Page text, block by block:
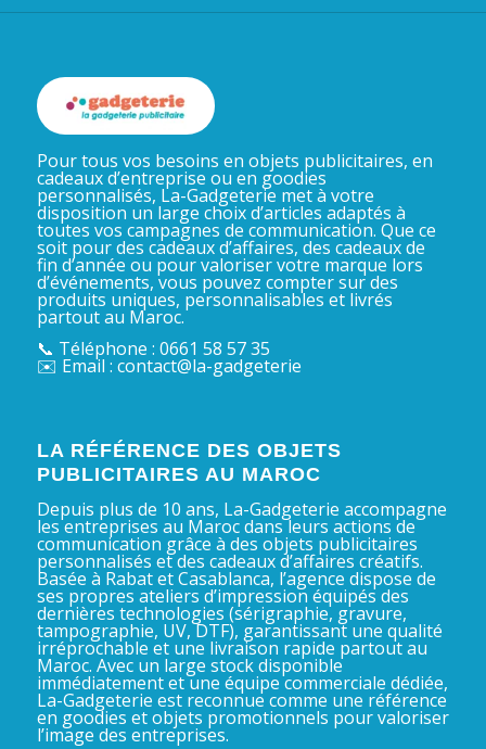
Pour tous vos besoins en objets publicitaires, en
cadeaux d’entreprise ou en goodies
personnalisés, La-Gadgeterie met à votre
disposition un large choix d’articles adaptés à
toutes vos campagnes de communication. Que ce
soit pour des cadeaux d’affaires, des cadeaux de
fin d’année ou pour valoriser votre marque lors
d’événements, vous pouvez compter sur des
produits uniques, personnalisables et livrés
partout au Maroc.
📞 Téléphone : 0661 58 57 35
✉️ Email : contact@la-gadgeterie
LA RÉFÉRENCE DES OBJETS
PUBLICITAIRES AU MAROC
Depuis plus de 10 ans, La-Gadgeterie accompagne
les entreprises au Maroc dans leurs actions de
communication grâce à des objets publicitaires
personnalisés et des cadeaux d’affaires créatifs.
Basée à Rabat et Casablanca, l’agence dispose de
ses propres ateliers d’impression équipés des
dernières technologies (sérigraphie, gravure,
tampographie, UV, DTF), garantissant une qualité
irréprochable et une livraison rapide partout au
Maroc. Avec un large stock disponible
immédiatement et une équipe commerciale dédiée,
La-Gadgeterie est reconnue comme une référence
en goodies et objets promotionnels pour valoriser
l’image des entreprises.